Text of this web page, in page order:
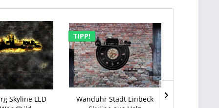
Skyline LED
TIPP!
Wanduhr Stadt Einbeck